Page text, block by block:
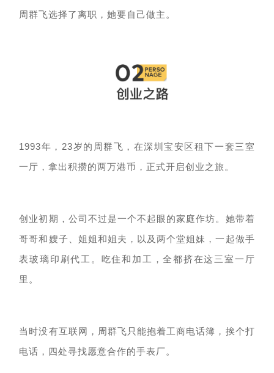
周群飞选择了离职，她要自己做主。
1993年，23岁的周群飞，在深圳宝安区租下一套三室
一厅，拿出积攒的两万港币，正式开启创业之旅。
创业初期，公司不过是一个不起眼的家庭作坊。她带着
哥哥和嫂子、姐姐和姐夫，以及两个堂姐妹，一起做手
表玻璃印刷代工。吃住和加工，全都挤在这三室一厅
里。
当时没有互联网，周群飞只能抱着工商电话簿，挨个打
电话，四处寻找愿意合作的手表厂。